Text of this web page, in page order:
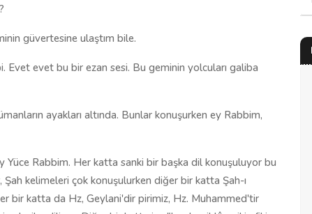
güvertesine ulaştım bile.
evet bu bir ezan sesi. Bu geminin yolcuları galiba
ayakları altında. Bunlar konuşurken ey Rabbim,
Yüce Rabbim. Her katta sanki bir başka dil konuşuluyor bu
kelimeleri çok konuşulurken diğer bir katta Şah-ı
bir katta da Hz, Geylani'dir pirimiz, Hz. Muhammed'tir